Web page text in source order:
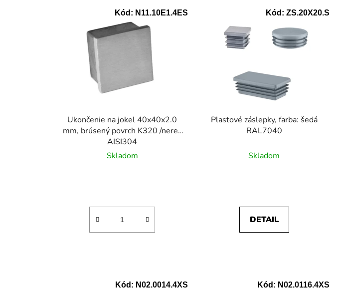
Ukončenie na jokel 40x40x2.0
mm, brúsený povrch K320 /nerez
AISI304
Skladom
Kód: N11.10E1.4ES
Plastové záslepky, farba: šedá
RAL7040
Skladom
DETAIL
Kód: ZS.20X20.S
Kód: N02.0014.4XS Kód: N02.0116.4XS